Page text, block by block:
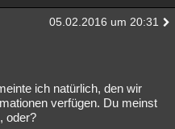
05.02.2016 um 20:31
ich natürlich, den wir
verfügen. Du meinst
oder?